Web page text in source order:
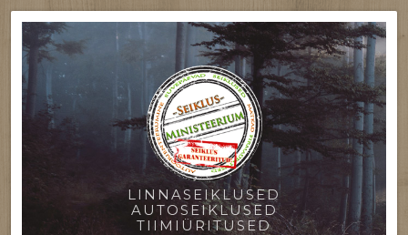
LINNASEIKLUSED
AUTOSEIKLUSED
TIIMIÜRITUSED